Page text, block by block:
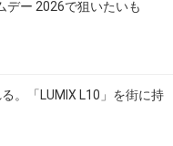
デー 2026で狙いたいも
。「LUMIX L10」を街に持